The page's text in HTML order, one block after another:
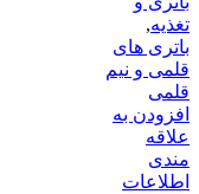
تغذیه,
باتری های
قلمی و نیم
قلمی
افزودن به
علاقه
مندی
اطلاعات